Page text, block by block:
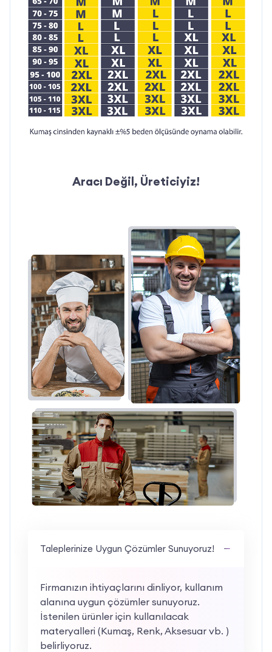
Aracı Değil, Üreticiyiz!
Taleplerinize Uygun Çözümler Sunuyoruz!
Firmanızın ihtiyaçlarını dinliyor, kullanım
alanına uygun çözümler sunuyoruz.
İstenilen ürünler için kullanılacak
materyalleri (Kumaş, Renk, Aksesuar vb. )
belirliyoruz.